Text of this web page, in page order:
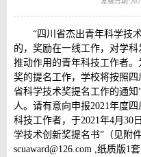
“四川省杰出青年科学技
的，奖励在一线工作，对学
推动作用的青年科技工作者
奖的提名工作，学校将按照四
省科学技术奖提名工作的通
人。请有意向申报2021年度
科技工作者，于2021年4月30
学技术创新奖提名书”（见附
scuaward@126.com ,纸质版1